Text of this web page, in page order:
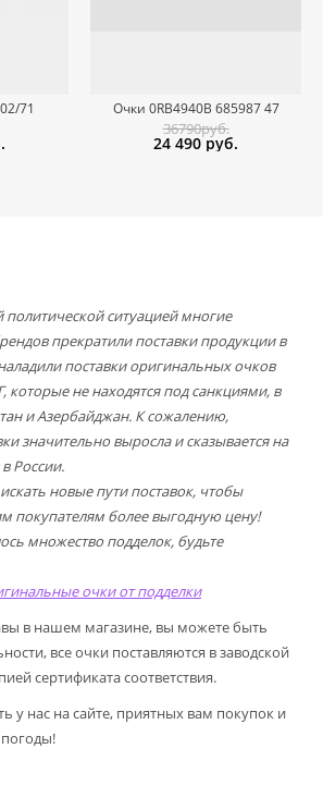
71 Очки 0RB4940B 685987 47
36790руб.
24 490 руб.
политической ситуацией многие
прекратили поставки продукции в
поставки оригинальных очков
которые не находятся под санкциями, в
и Азербайджан. К сожалению,
значительно выросла и сказывается на
России.
новые пути поставок, чтобы
покупателям более выгодную цену!
множество подделок, будьте
очки от подделки
в нашем магазине, вы можете быть
все очки поставляются в заводской
сертификата соответствия.
у нас на сайте, приятных вам покупок и